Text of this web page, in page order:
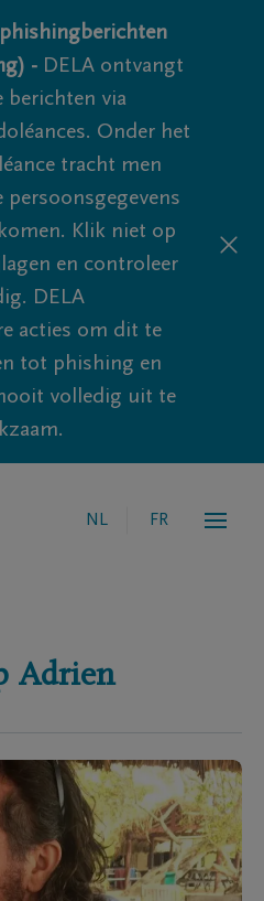
- DELA ontvangt
berichten via
Onder het
tracht men
persoonsgegevens
Klik niet op
en controleer
DELA
acties om dit te
tot phishing en
volledig uit te
NL FR
Adrien